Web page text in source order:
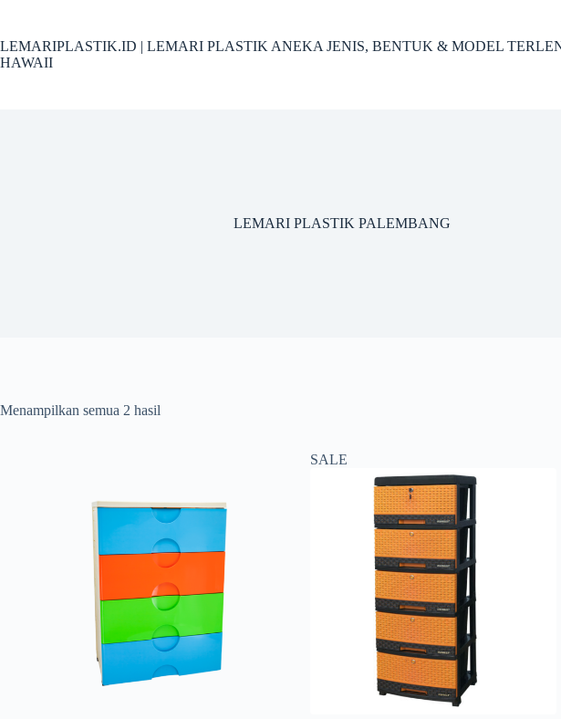
content
LEMARIPLASTIK.ID | LEMARI PLASTIK ANEKA JENIS, BENTUK & MODEL
HAWAII
LEMARI PLASTIK PALEMBANG
Menampilkan semua 2 hasil
SALE